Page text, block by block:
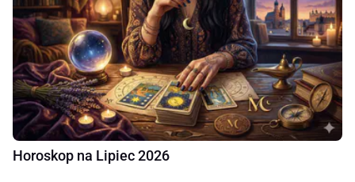
Horoskop na Lipiec 2026